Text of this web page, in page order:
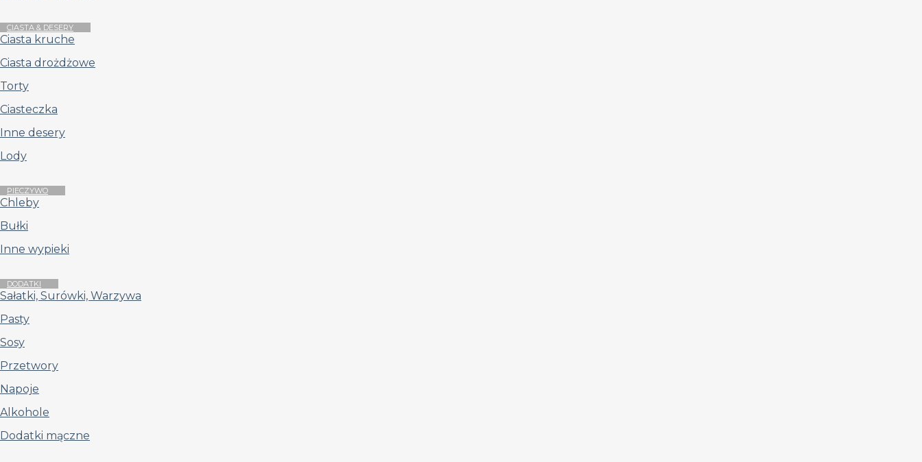
CIASTA & DESERY
Ciasta kruche
Ciasta drożdżowe
Torty
Ciasteczka
Inne desery
Lody
PIECZYWO
Chleby
Bułki
Inne wypieki
DODATKI
Sałatki, Surówki, Warzywa
Pasty
Sosy
Przetwory
Napoje
Alkohole
Dodatki mączne